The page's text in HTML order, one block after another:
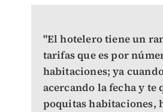
"El hotelero tiene un
tarifas que es por
habitaciones; ya
acercando la fecha y te
poquitas habitaciones,